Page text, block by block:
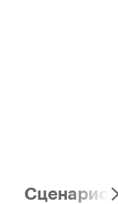
Сценарист